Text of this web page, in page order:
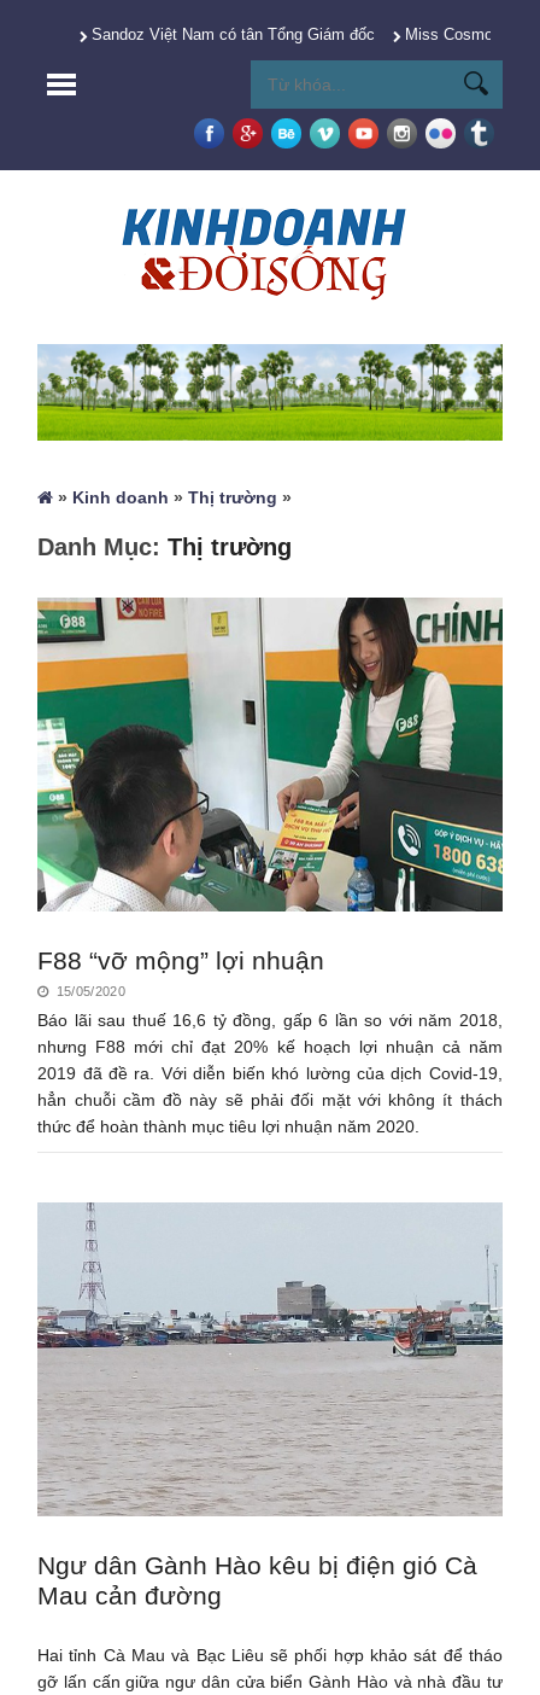
Sandoz Việt Nam có tân Tổng Giám đốc Miss Cosmo 2025
» Kinh doanh »Thị trường »
Danh Mục:Thị trường
F88 “vỡ mộng” lợi nhuận
15/05/2020
Báo lãi sau thuế 16,6 tỷ đồng, gấp 6 lần so với năm 2018,
nhưng F88 mới chỉ đạt 20% kế hoạch lợi nhuận cả năm
2019 đã đề ra. Với diễn biến khó lường của dịch Covid-19,
hẳn chuỗi cầm đồ này sẽ phải đối mặt với không ít thách
thức để hoàn thành mục tiêu lợi nhuận năm 2020.
Ngư dân Gành Hào kêu bị điện gió Cà
Mau cản đường
Hai tỉnh Cà Mau và Bạc Liêu sẽ phối hợp khảo sát để tháo
gỡ lấn cấn giữa ngư dân cửa biển Gành Hào và nhà đầu tư